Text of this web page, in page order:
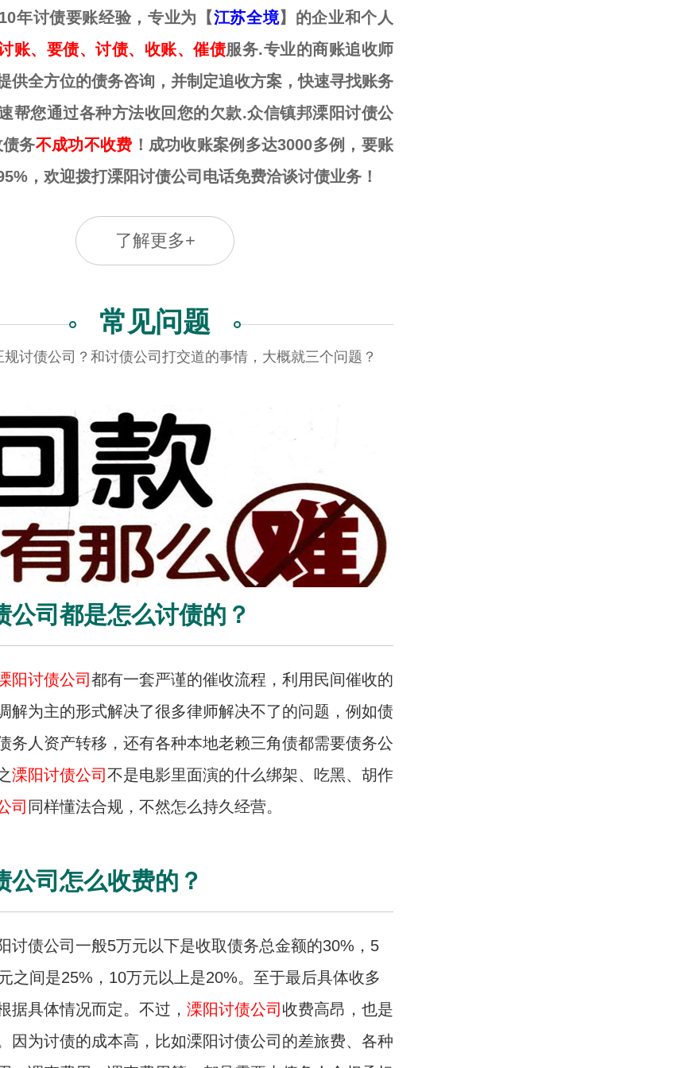
年讨债要账经验，专业为【江苏全境】的企业和个人
账、要债、讨债、收账、催债服务.专业的商账追收师
供全方位的债务咨询，并制定追收方案，快速寻找账务
帮您通过各种方法收回您的欠款.众信镇邦溧阳讨债公
务不成功不收费 ！成功收账案例多达3000多例，要账
，欢迎拨打溧阳讨债公司电话免费洽谈讨债业务！
了解更多+
常见问题
讨债公司？和讨债公司打交道的事情，大概就三个问题？
公司都是怎么讨债的？
阳讨债公司 都有一套严谨的催收流程，利用民间催收的
解为主的形式解决了很多律师解决不了的问题，例如债
务人资产转移，还有各种本地老赖三角债都需要债务公
溧阳讨债公司 不是电影里面演的什么绑架、吃黑、胡作
司 同样懂法合规，不然怎么持久经营。
公司怎么收费的？
讨债公司一般5万元以下是收取债务总金额的30%，5
之间是25%，10万元以上是20%。至于最后具体收多
据具体情况而定。不过， 溧阳讨债公司 收费高昂，也是
因为讨债的成本高，比如溧阳讨债公司的差旅费、各种